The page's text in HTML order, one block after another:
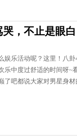
，不止是眼
娱乐活动呢？这里！八
乐中度过舒适的时间呀~
了吧都说大家对男星身材